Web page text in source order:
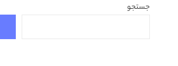
جستجو